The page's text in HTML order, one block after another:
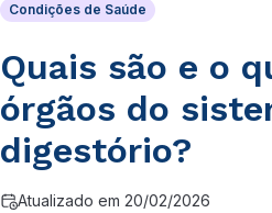
Condições de Saúde
Quais são e o
órgãos do
digestório?
Atualizado em 20/02/2026